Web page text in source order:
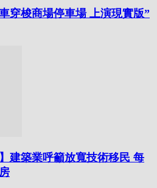
穿梭商場停車場 上演現實版”
建築業呼籲放寬技術移民 每